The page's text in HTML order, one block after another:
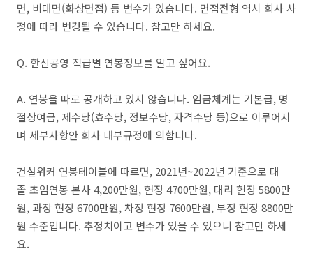
면, 비대면(화상면접) 등 변수가 있습니다. 면접전형 역시 회사 사
정에 따라 변경될 수 있습니다. 참고만 하세요.
Q. 한신공영 직급별 연봉정보를 알고 싶어요.
​A. 연봉을 따로 공개하고 있지 않습니다. 임금체계는 기본급, 명
절상여금, 제수당(효수당, 정보수당, 자격수당 등)으로 이루어지
며 세부사항안 회사 내부규정에 의합니다.
​건설워커 연봉테이블에 따르면, 2021년~2022년 기준으로 대
졸 초임연봉 본사 4,200만원, 현장 4700만원, 대리 현장 5800만
원, 과장 현장 6700만원, 차장 현장 7600만원, 부장 현장 8800만
원 수준입니다. 추정치이고 변수가 있을 수 있으니 참고만 하세
요.